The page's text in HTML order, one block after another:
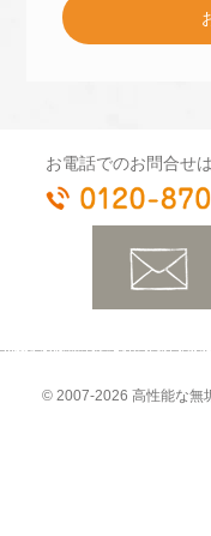
プ
ゼ
お電話でのお問合せ
© 2007-2026 高性能な無